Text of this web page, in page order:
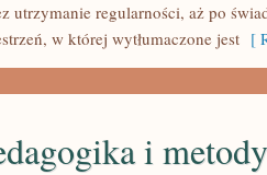
utrzymanie regularności, aż po
w której wytłumaczone jest [
i